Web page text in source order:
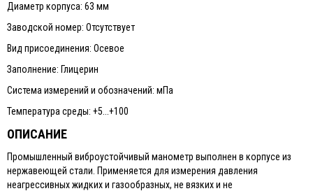
Диаметр корпуса: 63 мм
Заводской номер: Отсутствует
Вид присоединения: Осевое
Заполнение: Глицерин
Система измерений и обозначений: мПа
Температура среды: +5...+100
ОПИСАНИЕ
Промышленный виброустойчивый манометр выполнен в корпусе из
нержавеющей стали. Применяется для измерения давления
неагрессивных жидких и газообразных, не вязких и не